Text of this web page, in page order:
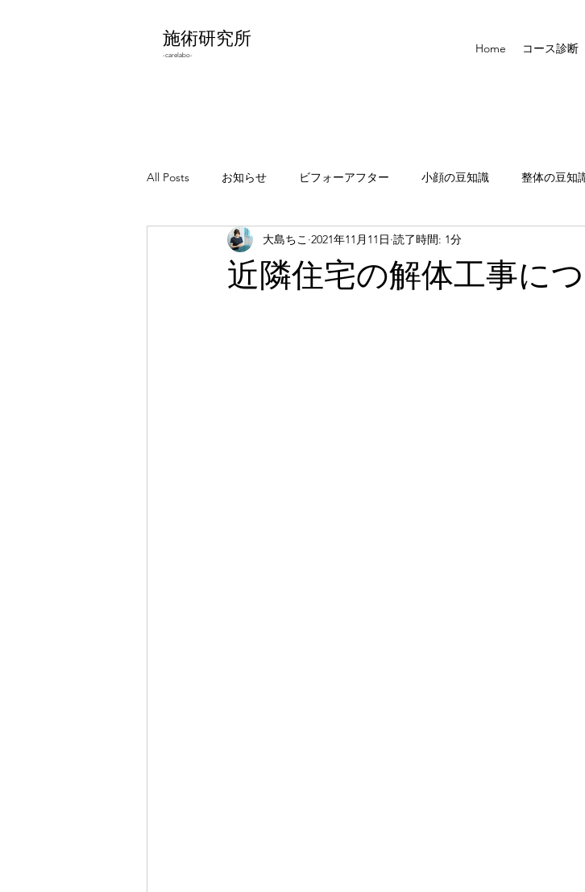
施術研究所
-carelabo- Home コース診断
All Posts お知らせ ビフォーアフター 小顔の豆知識 整体の豆知
わりとどうでもいいこと エラ張りについて
近隣住宅の解体工事に
大島ちこ 2021年11月11日 読了時間: 1分